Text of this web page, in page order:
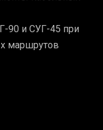
90 и СУГ-45 при
маршрутов